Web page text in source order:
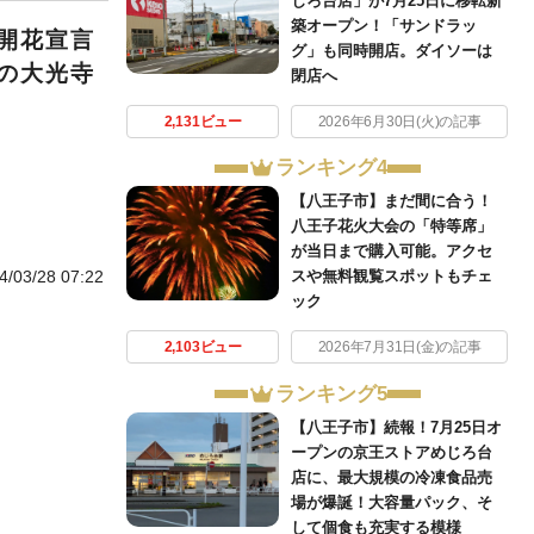
花宣言
大光寺
03/28 07:22
築オープン！「サンドラッ
グ」も同時開店。ダイソーは
閉店へ
2,131ビュー 2026年6月30日(火)の記事
ランキング4
【八王子市】まだ間に合う！
八王子花火大会の「特等席」
が当日まで購入可能。アクセ
スや無料観覧スポットもチェ
ック
2,103ビュー 2026年7月31日(金)の記事
ランキング5
【八王子市】続報！7月25日オ
ープンの京王ストアめじろ台
店に、最大規模の冷凍食品売
場が爆誕！大容量パック、そ
して個食も充実する模様